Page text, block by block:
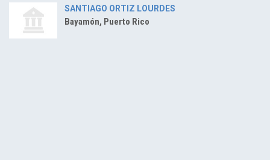
SANTIAGO ORTIZ LOURDES
Bayamón, Puerto Rico